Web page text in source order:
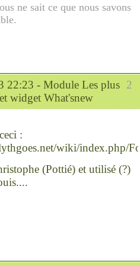
ne sait ce que nous savons
2
22:23 - Module Les plus
widget What'snew
:
wiki/index.php/
(Pottié) et utilisé (?)